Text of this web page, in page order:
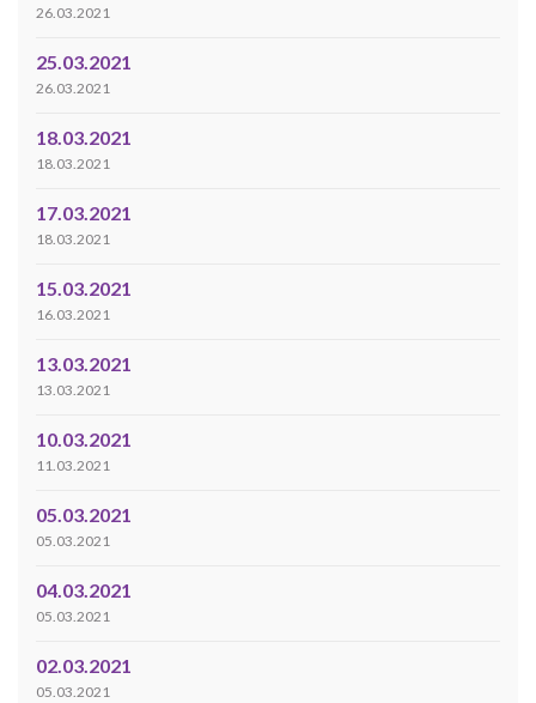
26.03.2021
25.03.2021
26.03.2021
18.03.2021
18.03.2021
17.03.2021
18.03.2021
15.03.2021
16.03.2021
13.03.2021
13.03.2021
10.03.2021
11.03.2021
05.03.2021
05.03.2021
04.03.2021
05.03.2021
02.03.2021
05.03.2021